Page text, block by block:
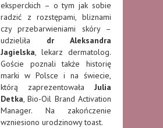
eksperckich – o tym jak sobie
radzić z rozstępami, bliznami
czy przebarwieniami skóry –
udzieliła dr Aleksandra
Jagielska, lekarz dermatolog.
Goście poznali także historię
marki w Polsce i na świecie,
którą zaprezentowała Julia
Detka, Bio-Oil Brand Activation
Manager. Na zakończenie
wzniesiono urodzinowy toast.